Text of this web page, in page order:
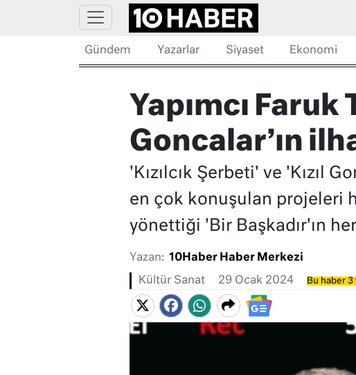
Gündem Yazarlar Siyaset Ekonomi
Yapımcı Faruk
Goncalar’ın
'Kızılcık Şerbeti' ve 'Kızıl
en çok konuşulan projeleri
yönettiği 'Bir Başkadır'ın
Yazan: 10Haber Haber Merkezi
Kültür Sanat 29 Ocak 2024 Bu haber 3